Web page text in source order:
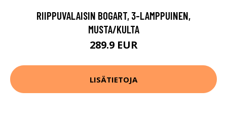
RIIPPUVALAISIN BOGART, 3-LAMPPUINEN,
MUSTA/KULTA
289.9 EUR
LISÄTIETOJA